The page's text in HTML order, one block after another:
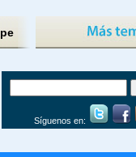
Síguenos en: